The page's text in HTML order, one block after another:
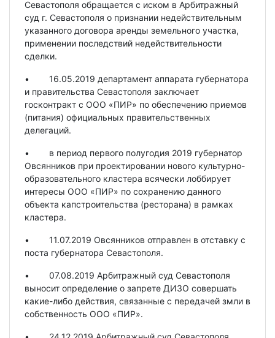
Севастополя обращается с иском в Арбитражный
суд г. Севастополя о признании недействительным
указанного договора аренды земельного участка,
применении последствий недействительности
сделки.
• 16.05.2019 департамент аппарата губернатора
и правительства Севастополя заключает
госконтракт с ООО «ПИР» по обеспечению приемов
(питания) официальных правительственных
делегаций.
• в период первого полугодия 2019 губернатор
Овсянников при проектировании нового культурно-
образовательного кластера всячески лоббирует
интересы ООО «ПИР» по сохранению данного
объекта капстроительства (ресторана) в рамках
кластера.
• 11.07.2019 Овсянников отправлен в отставку с
поста губернатора Севастополя.
• 07.08.2019 Арбитражный суд Севастополя
выносит определение о запрете ДИЗО совершать
какие-либо действия, связанные с передачей змли в
собственность ООО «ПИР».